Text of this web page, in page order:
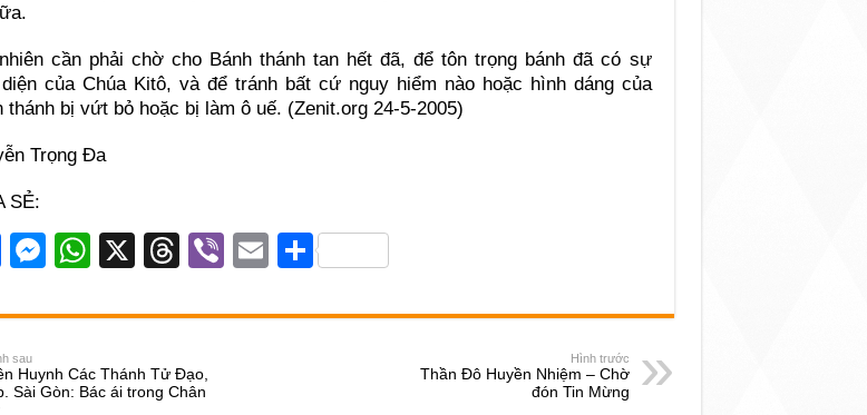
cần phải chờ cho Bánh thánh tan hết đã, để tôn trọng bánh đã có sự
diện của Chúa Kitô, và để tránh bất cứ nguy hiểm nào hoặc hình dáng của
thánh bị vứt bỏ hoặc bị làm ô uế. (Zenit.org 24-5-2005)
Trọng Đa
SẺ:
F
c
e
b
M
ss
n
W
at
A
X
T
e
d
Vi
er
E
ail
S
ar
sau
Huynh Các Thánh Tử Đạo,
Sài Gòn: Bác ái trong Chân
Hình trước
Thần Đô Huyền Nhiệm – Chờ
đón Tin Mừng